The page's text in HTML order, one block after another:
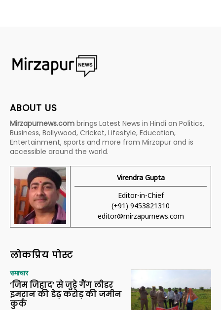
ABOUT US
Mirzapurnews.com brings Latest News in Hindi on Politics,
Business, Bollywood, Cricket, Lifestyle, Education,
Entertainment, sports and more from Mirzapur and is
accessible around the world.
Virendra Gupta
Editor-in-Chief
(+91) 9453821310
editor@mirzapurnews.com
लोकप्रिय पोस्ट
समाचार
‘जिम जिहाद’ से जुड़े गैंग लीडर
इमरान की डेढ़ करोड़ की जमीन
कुर्क